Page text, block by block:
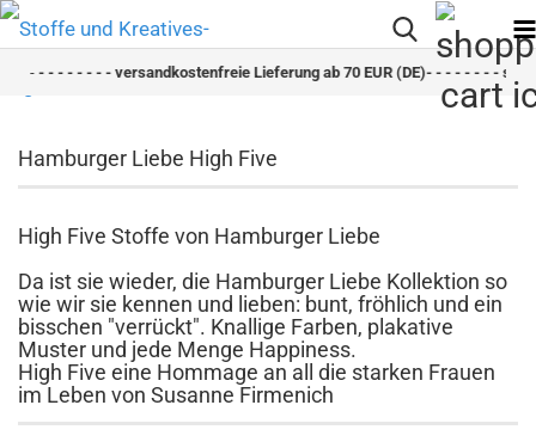
- - - - - - - - versandkostenfreie Lieferung ab 70 EUR (DE)- - - - - - - -
Hamburger Liebe High Five
High Five Stoffe von Hamburger Liebe
Da ist sie wieder, die Hamburger Liebe Kollektion so
wie wir sie kennen und lieben: bunt, fröhlich und ein
bisschen "verrückt". Knallige Farben, plakative
Muster und jede Menge Happiness.
High Five eine Hommage an all die starken Frauen
im Leben von Susanne Firmenich